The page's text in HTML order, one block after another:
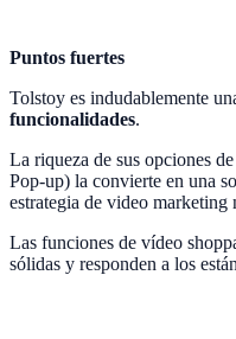
Puntos fuertes
Tolstoy es indudablemente
funcionalidades.
La riqueza de sus opciones
Pop-up) la convierte en una
estrategia de video marketing
Las funciones de vídeo
sólidas y responden a los